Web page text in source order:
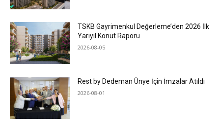
TSKB Gayrimenkul Değerleme’den 2026 İlk
Yarıyıl Konut Raporu
2026-08-05
Rest by Dedeman Ünye İçin İmzalar Atıldı
2026-08-01